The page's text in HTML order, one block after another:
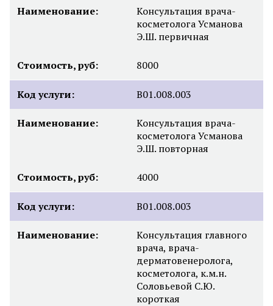
Наименование:
Консультация врача-
косметолога Усманова
Э.Ш. первичная
Стоимость, руб: 8000
Код услуги: B01.008.003
Наименование:
Консультация врача-
косметолога Усманова
Э.Ш. повторная
Стоимость, руб: 4000
Код услуги: B01.008.003
Наименование:
Консультация главного
врача, врача-
дерматовенеролога,
косметолога, к.м.н.
Соловьевой С.Ю.
короткая